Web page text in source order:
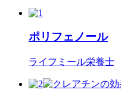
ポリフェノール
ライフミール栄養士